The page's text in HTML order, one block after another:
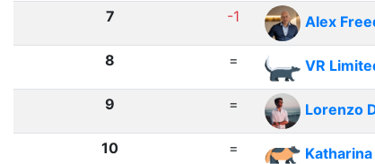
7 -1 Alex
8 = VR
9 = Lorenzo
10 =